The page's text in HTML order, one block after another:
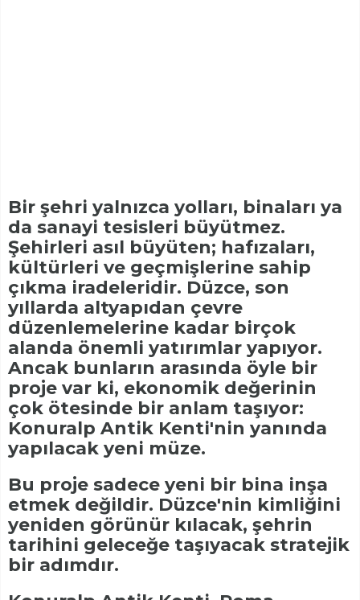
Bir şehri yalnızca yolları, binaları ya
da sanayi tesisleri büyütmez.
Şehirleri asıl büyüten; hafızaları,
kültürleri ve geçmişlerine sahip
çıkma iradeleridir. Düzce, son
yıllarda altyapıdan çevre
düzenlemelerine kadar birçok
alanda önemli yatırımlar yapıyor.
Ancak bunların arasında öyle bir
proje var ki, ekonomik değerinin
çok ötesinde bir anlam taşıyor:
Konuralp Antik Kenti'nin yanında
yapılacak yeni müze.
Bu proje sadece yeni bir bina inşa
etmek değildir. Düzce'nin kimliğini
yeniden görünür kılacak, şehrin
tarihini geleceğe taşıyacak stratejik
bir adımdır.